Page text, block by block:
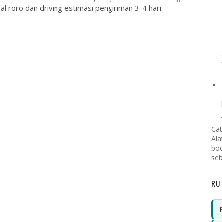
roro dan driving estimasi pengiriman 3-4 hari.